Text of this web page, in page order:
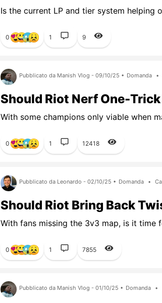
Is the current LP and tier system helping
0 1 9
Pubblicato da Manish Vlog - 09/10/25 • Domanda •
Should Riot Nerf One-
With some champions only viable when
0 1 12418
Pubblicato da Leonardo - 02/10/25 • Domanda •
Should Riot Bring Back
With fans missing the 3v3 map, is it time
0 1 7855
Pubblicato da Manish Vlog - 01/10/25 • Domanda •